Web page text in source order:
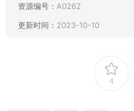
资源编号： A0262
更新时间： 2023-10-10
4